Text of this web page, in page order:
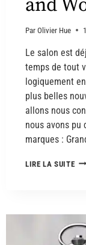
and
Par Olivier Hue
Le salon est
temps de tout
logiquement
plus belles
allons nous
nous avons pu
marques :
LIRE LA SUITE